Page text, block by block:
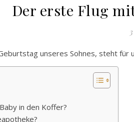
Der erste Flug
unseres Sohnes, steht für
in den Koffer?